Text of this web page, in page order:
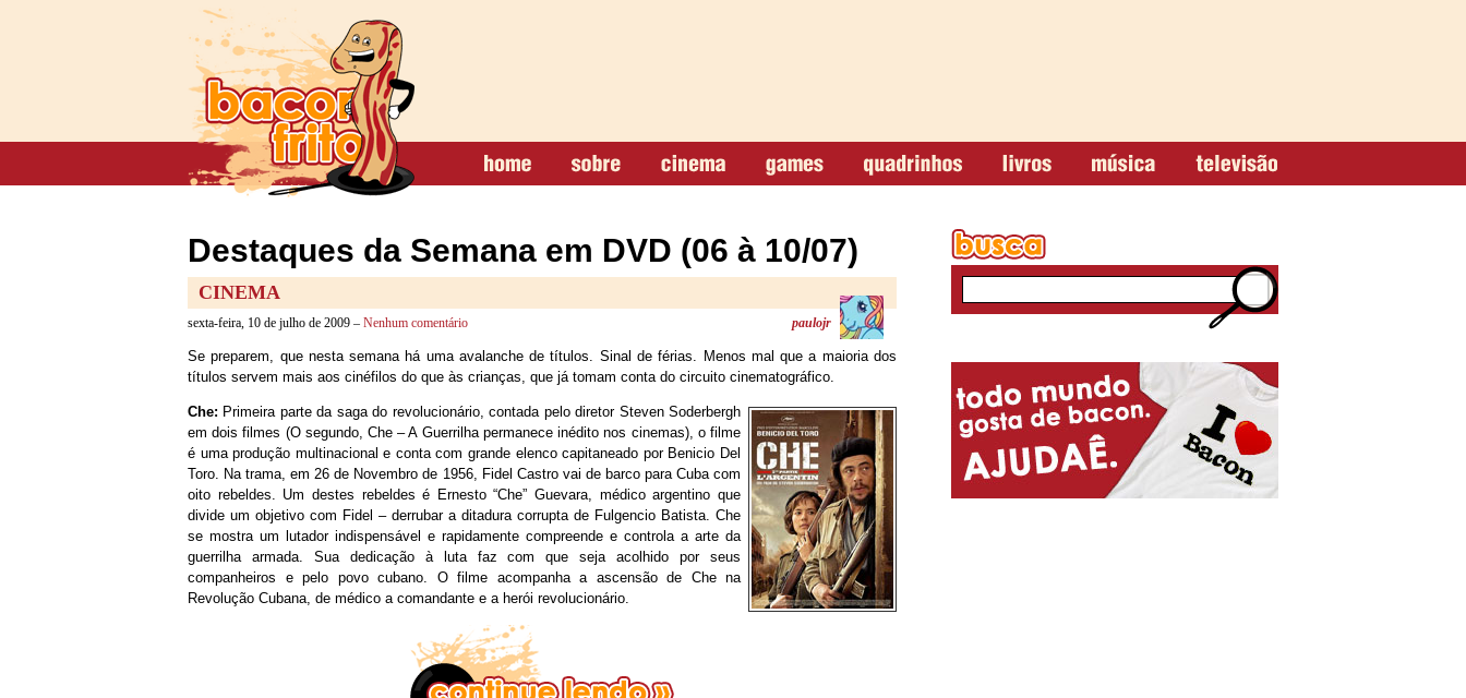
Destaques da Semana em DVD (06 à 10/07)
CINEMA
sexta-feira, 10 de julho de 2009 – Nenhum comentário paulojr
Se preparem, que nesta semana há uma avalanche de títulos. Sinal de férias. Menos mal que a maioria dos
títulos servem mais aos cinéfilos do que às crianças, que já tomam conta do circuito cinematográfico.
Che: Primeira parte da saga do revolucionário, contada pelo diretor Steven Soderbergh
em dois filmes (O segundo, Che – A Guerrilha permanece inédito nos cinemas), o filme
é uma produção multinacional e conta com grande elenco capitaneado por Benicio Del
Toro. Na trama, em 26 de Novembro de 1956, Fidel Castro vai de barco para Cuba com
oito rebeldes. Um destes rebeldes é Ernesto “Che” Guevara, médico argentino que
divide um objetivo com Fidel – derrubar a ditadura corrupta de Fulgencio Batista. Che
se mostra um lutador indispensável e rapidamente compreende e controla a arte da
guerrilha armada. Sua dedicação à luta faz com que seja acolhido por seus
companheiros e pelo povo cubano. O filme acompanha a ascensão de Che na
Revolução Cubana, de médico a comandante e a herói revolucionário.